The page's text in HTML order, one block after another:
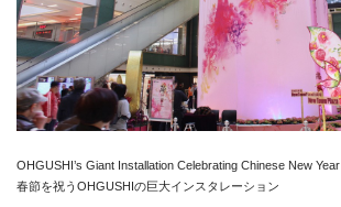
OHGUSHI’s Giant Installation Celebrating Chinese New Year
春節を祝うOHGUSHIの巨大インスタレーション